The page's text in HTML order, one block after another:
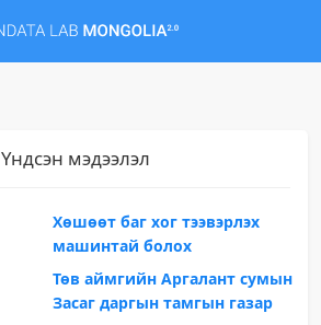
Үндсэн мэдээлэл
Хөшөөт баг хог тээвэрлэх
машинтай болох
Төв аймгийн Аргалант сумын
Засаг даргын тамгын газар